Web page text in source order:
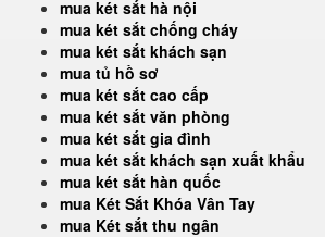
mua két sắt hà nội
mua két sắt chống cháy
mua két sắt khách sạn
mua tủ hồ sơ
mua két sắt cao cấp
mua két sắt văn phòng
mua két sắt gia đình
mua két sắt khách sạn xuất khẩu
mua két sắt hàn quốc
mua Két Sắt Khóa Vân Tay
mua Két sắt thu ngân